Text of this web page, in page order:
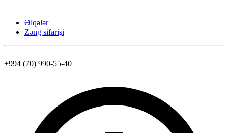
Əlqələr
Zəng sifarişi
+994 (70) 990-55-40